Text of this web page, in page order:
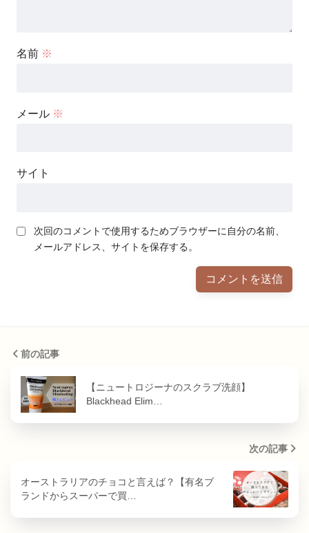
名前 ※
メール ※
サイト
次回のコメントで使用するためブラウザーに自分の名前、
メールアドレス、サイトを保存する。
前の記事
【ニュートロジーナのスクラブ洗顔】
Blackhead Elim…
次の記事
オーストラリアのチョコと言えば？【有名ブ
ランドからスーパーで買…